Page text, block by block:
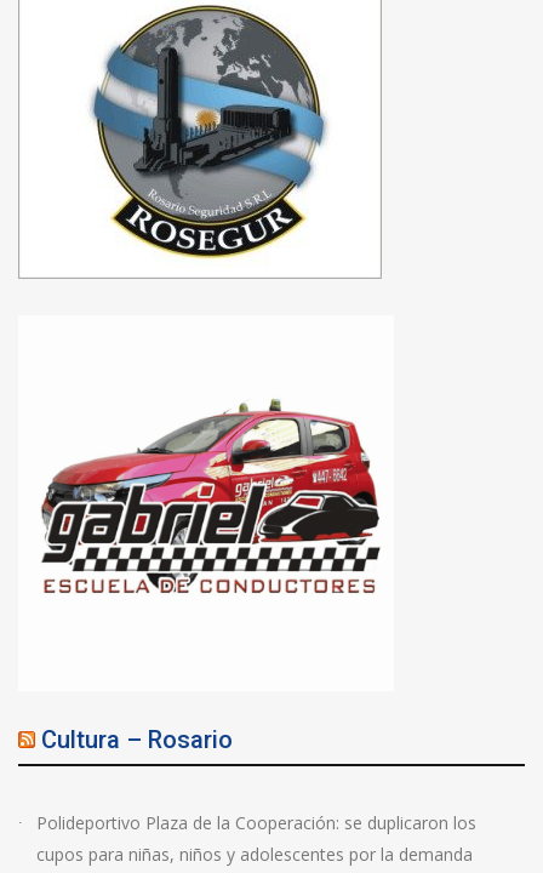
Cultura – Rosario
Polideportivo Plaza de la Cooperación: se duplicaron los
cupos para niñas, niños y adolescentes por la demanda